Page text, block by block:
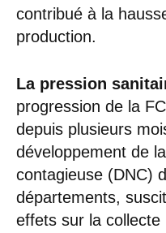
contribué à la
production.
La pression
progression de la
depuis plusieurs
développement de
contagieuse (DNC)
départements,
effets sur la